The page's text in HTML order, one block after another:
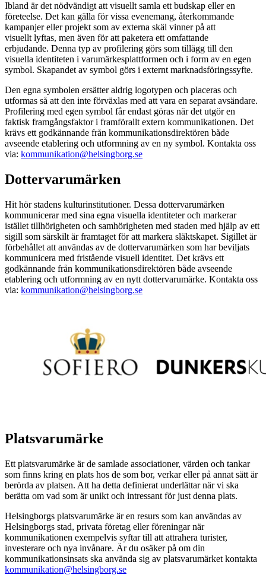
Ibland är det nödvändigt att visuellt samla ett budskap eller en
företeelse. Det kan gälla för vissa evenemang, återkommande
kampanjer eller projekt som av externa skäl vinner på att
visuellt lyftas, men även för att paketera ett omfattande
erbjudande. Denna typ av profilering görs som tillägg till den
visuella identiteten i varumärkesplattformen och i form av en egen
symbol. Skapandet av symbol görs i externt marknadsföringssyfte.
Den egna symbolen ersätter aldrig logotypen och placeras och
utformas så att den inte förväxlas med att vara en separat avsändare.
Profilering med egen symbol får endast göras när det utgör en
faktisk framgångsfaktor i framförallt extern kommunikationen. Det
krävs ett godkännande från kommunikationsdirektören både
avseende etablering och utformning av en ny symbol. Kontakta oss
via: kommunikation@helsingborg.se
Dottervarumärken
Hit hör stadens kulturinstitutioner. Dessa dottervarumärken
kommunicerar med sina egna visuella identiteter och markerar
istället tillhörigheten och samhörigheten med staden med hjälp av ett
sigill som särskilt är framtaget för att markera släktskapet. Sigillet är
förbehållet att användas av de dottervarumärken som har beviljats
kommunicera med fristående visuell identitet. Det krävs ett
godkännande från kommunikationsdirektören både avseende
etablering och utformning av en nytt dottervarumärke. Kontakta oss
via: kommunikation@helsingborg.se
Platsvarumärke
Ett platsvarumärke är de samlade associationer, värden och tankar
som finns kring en plats hos de som bor, verkar eller på annat sätt är
berörda av platsen. Att ha detta definierat underlättar när vi ska
berätta om vad som är unikt och intressant för just denna plats.
Helsingborgs platsvarumärke är en resurs som kan användas av
Helsingborgs stad, privata företag eller föreningar när
kommunikationen exempelvis syftar till att attrahera turister,
investerare och nya invånare. Är du osäker på om din
kommunikationsinsats ska använda sig av platsvarumärket kontakta
kommunikation@helsingborg.se